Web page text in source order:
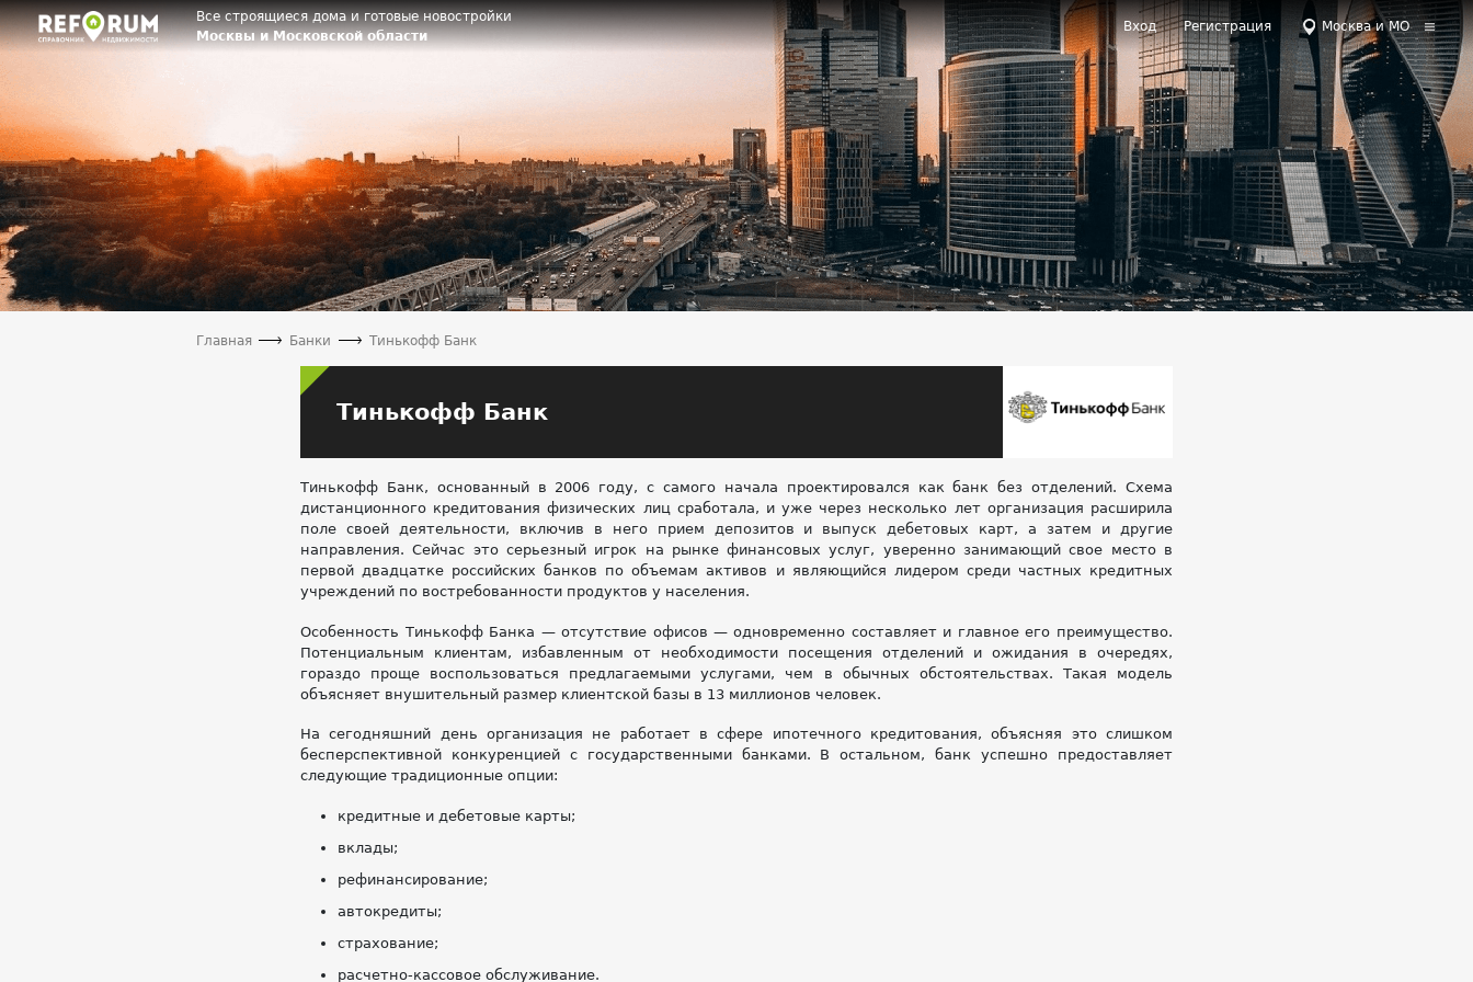
Все строящиеся дома и готовые новостройки
Москвы и Московской области
Вход Регистрация Москва и МО
Главная Банки Тинькофф Банк
Тинькофф Банк
Тинькофф Банк, основанный в 2006 году, с самого начала проектировался как банк без отделений. Схема
дистанционного кредитования физических лиц сработала, и уже через несколько лет организация расширила
поле своей деятельности, включив в него прием депозитов и выпуск дебетовых карт, а затем и другие
направления. Сейчас это серьезный игрок на рынке финансовых услуг, уверенно занимающий свое место в
первой двадцатке российских банков по объемам активов и являющийся лидером среди частных кредитных
учреждений по востребованности продуктов у населения.
Особенность Тинькофф Банка — отсутствие офисов — одновременно составляет и главное его преимущество.
Потенциальным клиентам, избавленным от необходимости посещения отделений и ожидания в очередях,
гораздо проще воспользоваться предлагаемыми услугами, чем в обычных обстоятельствах. Такая модель
объясняет внушительный размер клиентской базы в 13 миллионов человек.
На сегодняшний день организация не работает в сфере ипотечного кредитования, объясняя это слишком
бесперспективной конкуренцией с государственными банками. В остальном, банк успешно предоставляет
следующие традиционные опции:
кредитные и дебетовые карты;
вклады;
рефинансирование;
автокредиты;
страхование;
расчетно-кассовое обслуживание.